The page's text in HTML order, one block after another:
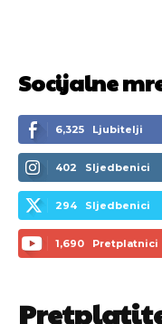
Socijalne
6,325 Ljubitelji
402 Sljedbenici
294 Sljedbenici
1,690 Pretplatnici